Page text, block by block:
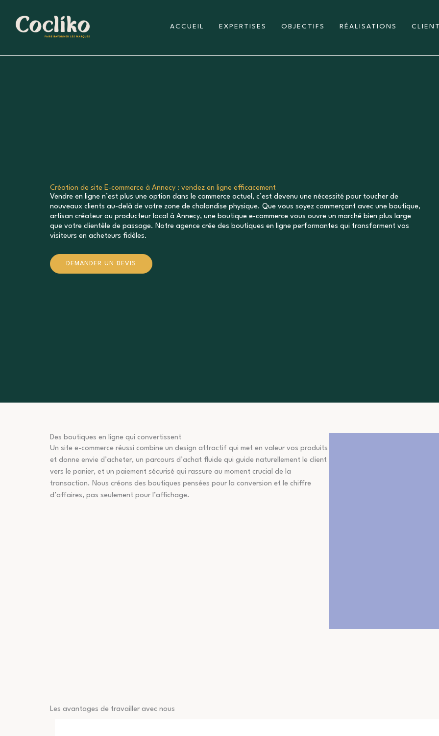
contenu
ACCUEIL EXPERTISES OBJECTIFS RÉALISATIONS
Création de site E-commerce à Annecy : vendez en ligne efficacement
Vendre en ligne n’est plus une option dans le commerce actuel, c’est devenu une nécessité pour toucher de
nouveaux clients au-delà de votre zone de chalandise physique. Que vous soyez commerçant avec une boutique,
artisan créateur ou producteur local à Annecy, une boutique e-commerce vous ouvre un marché bien plus large
que votre clientèle de passage. Notre agence crée des boutiques en ligne performantes qui transforment vos
visiteurs en acheteurs fidèles.
DEMANDER UN DEVIS
Des boutiques en ligne qui convertissent
Un site e-commerce réussi combine un design attractif qui met en valeur vos produits
et donne envie d’acheter, un parcours d’achat fluide qui guide naturellement le client
vers le panier, et un paiement sécurisé qui rassure au moment crucial de la
transaction. Nous créons des boutiques pensées pour la conversion et le chiffre
d’affaires, pas seulement pour l’affichage.
Les avantages de travailler avec nous